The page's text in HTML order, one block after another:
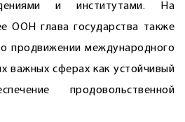
и институтами. На
ООН глава государства также
продвижении международного
важных сферах как устойчивый
продовольственной